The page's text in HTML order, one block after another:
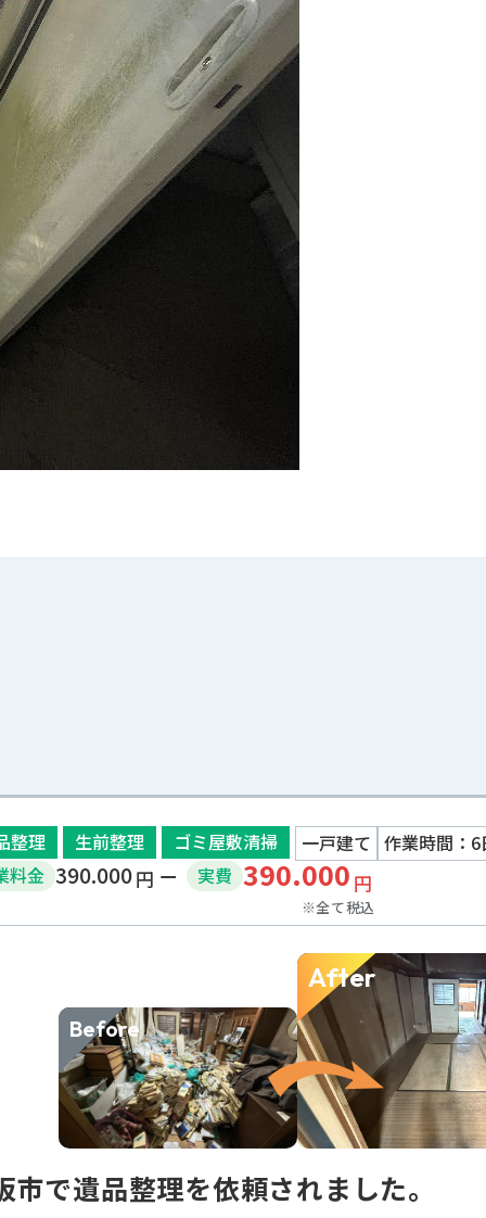
整理 生前整理 ゴミ屋敷清掃 一戸建て 作業時間：6
料金 390.000円 実費 390.000円
※全て税込
Before
After
市で遺品整理を依頼されました。